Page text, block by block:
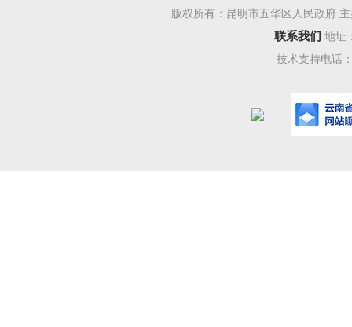
版权所有：昆明市五华区人民政府
联系我们 地址
技术支持电话